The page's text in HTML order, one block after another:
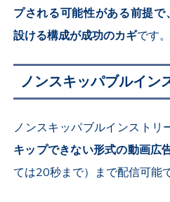
プされる可能性がある前提で
設ける構成が成功のカギです。
ノンスキッパブルイン
ノンスキッパブルインストリ
キップできない形式の動画広
ては20秒まで）まで配信可能